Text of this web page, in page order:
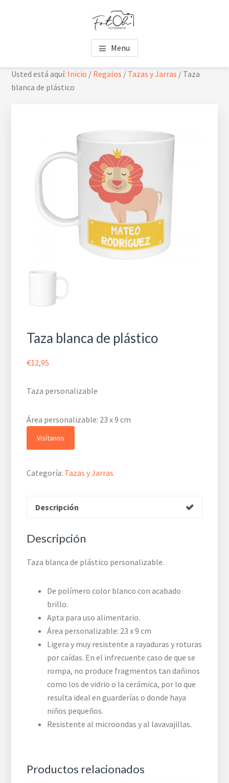
Menu
Usted está aquí: Inicio / Regalos / Tazas y Jarras / Taza
blanca de plástico
Taza blanca de plástico
€12,95
Taza personalizable
Área personalizable: 23 x 9 cm
Visítanos
Categoría: Tazas y Jarras
Descripción
Descripción
Taza blanca de plástico personalizable.
De polímero color blanco con acabado
brillo.
Apta para uso alimentario.
Área personalizable: 23 x 9 cm
Ligera y muy resistente a rayaduras y roturas
por caídas. En el infrecuente caso de que se
rompa, no produce fragmentos tan dañinos
como los de vidrio o la cerámica, por lo que
resulta ideal en guarderías o donde haya
niños pequeños.
Resistente al microondas y al lavavajillas.
Productos relacionados